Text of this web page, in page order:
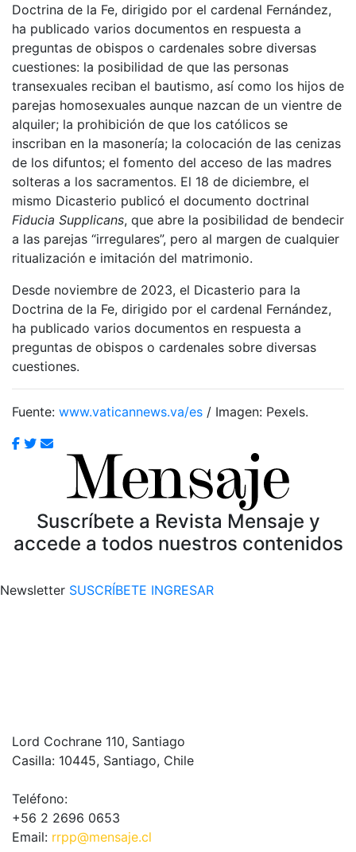
Doctrina de la Fe, dirigido por el cardenal Fernández,
ha publicado varios documentos en respuesta a
preguntas de obispos o cardenales sobre diversas
cuestiones: la posibilidad de que las personas
transexuales reciban el bautismo, así como los hijos de
parejas homosexuales aunque nazcan de un vientre de
alquiler; la prohibición de que los católicos se
inscriban en la masonería; la colocación de las cenizas
de los difuntos; el fomento del acceso de las madres
solteras a los sacramentos. El 18 de diciembre, el
mismo Dicasterio publicó el documento doctrinal
Fiducia Supplicans, que abre la posibilidad de bendecir
a las parejas “irregulares”, pero al margen de cualquier
ritualización e imitación del matrimonio.
Desde noviembre de 2023, el Dicasterio para la
Doctrina de la Fe, dirigido por el cardenal Fernández,
ha publicado varios documentos en respuesta a
preguntas de obispos o cardenales sobre diversas
cuestiones.
Fuente: www.vaticannews.va/es / Imagen: Pexels.
Suscríbete a Revista Mensaje y
accede a todos nuestros contenidos
Newsletter SUSCRÍBETE INGRESAR
Lord Cochrane 110, Santiago
Casilla: 10445, Santiago, Chile
Teléfono:
+56 2 2696 0653
Email: rrpp@mensaje.cl